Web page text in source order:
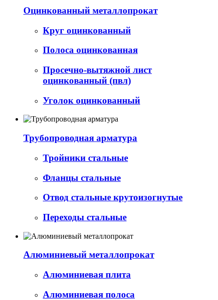
Оцинкованный металлопрокат
Круг оцинкованный
Полоса оцинкованная
Просечно-вытяжной лист
оцинкованный (пвл)
Уголок оцинкованный
Трубопроводная арматура
Тройники стальные
Фланцы стальные
Отвод стальные крутоизогнутые
Переходы стальные
Алюминиевый металлопрокат
Алюминиевая плита
Алюминиевая полоса